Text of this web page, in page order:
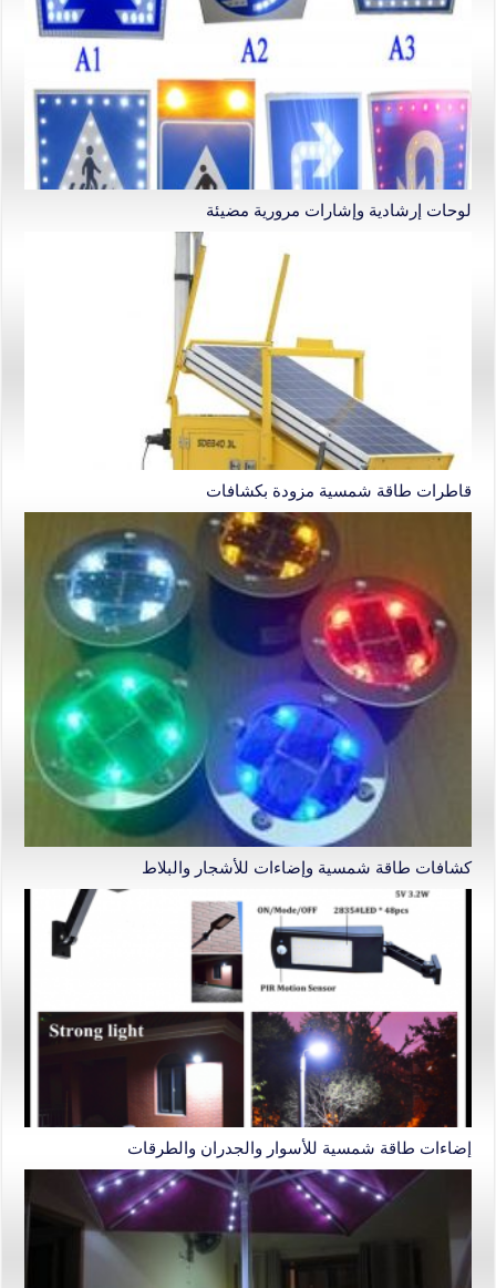
لوحات إرشادية وإشارات مرورية مضيئة
قاطرات طاقة شمسية مزودة بكشافات
كشافات طاقة شمسية وإضاءات للأشجار والبلاط
إضاءات طاقة شمسية للأسوار والجدران والطرقات